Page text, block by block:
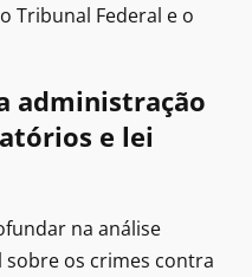
Tribunal Federal e o
administração
e lei
na análise
os crimes contra